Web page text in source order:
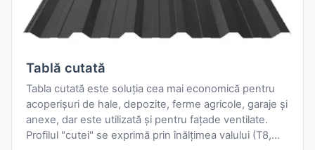
Tablă cutată
Tabla cutată este soluția cea mai economică pentru
acoperișuri de hale, depozite, ferme agricole, garaje și
anexe, dar este utilizată și pentru fațade ventilate.
Profilul "cutei" se exprimă prin înălțimea valului (T8,